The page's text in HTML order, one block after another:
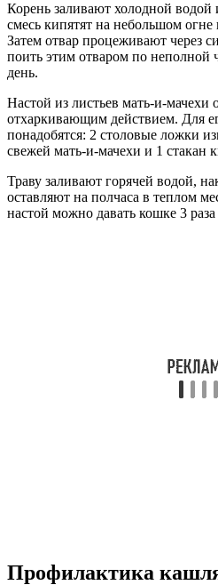
Корень заливают холодной
смесь кипятят на небольшом огне
Затем отвар процеживают через
поить этим отваром по неполной
день.
Настой из листьев мать-и-
отхаркивающим действием. Для
понадобятся: 2 столовые ложки
свежей мать-и-мачехи и 1 стакан
Траву заливают горячей водой,
оставляют на полчаса в теплом
настой можно давать кошке 3 раза
Профилактика